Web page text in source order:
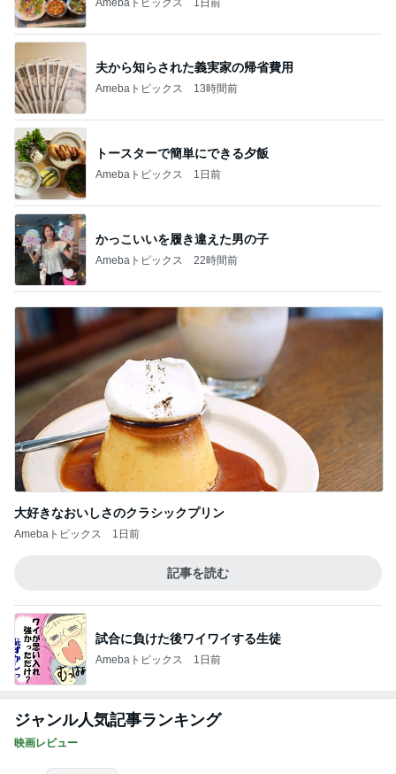
夫から知らされた義実家の帰省費用
Amebaトピックス 13時間前
トースターで簡単にできる夕飯
Amebaトピックス 1日前
かっこいいを履き違えた男の子
Amebaトピックス 22時間前
大好きなおいしさのクラシックプリン
Amebaトピックス 1日前
記事を読む
試合に負けた後ワイワイする生徒
Amebaトピックス 1日前
ジャンル人気記事ランキング
映画レビュー